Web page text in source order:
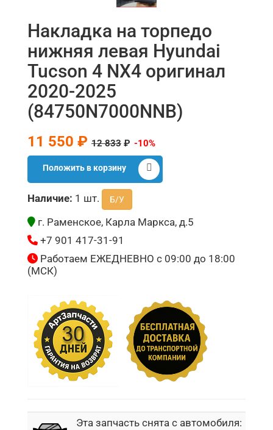
Накладка на торпедо
нижняя левая Hyundai
Tucson 4 NX4 оригинал
2020-2025
(84750N7000NNB)
11 550 ₽ 12 833 ₽ -10%
Положить в корзину
Наличие: 1 шт. Б/У
г. Раменское, Карла Маркса, д.5
+7 901 417-31-91
Работаем ЕЖЕДНЕВНО с 09:00 до 18:00
(МСК)
Эта запчасть снята с автомобиля: